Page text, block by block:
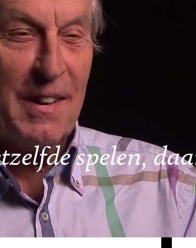
spelen,